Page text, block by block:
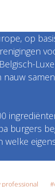
op
burgers
professional